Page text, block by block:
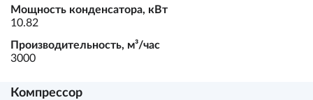
Мощность конденсатора, кВт
10.82
Производительность, м³/час
3000
Компрессор